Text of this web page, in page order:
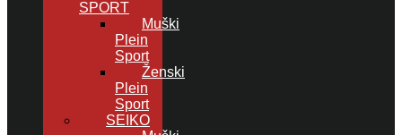
SPORT
Muški
Plein
Sport
Ženski
Plein
Sport
SEIKO